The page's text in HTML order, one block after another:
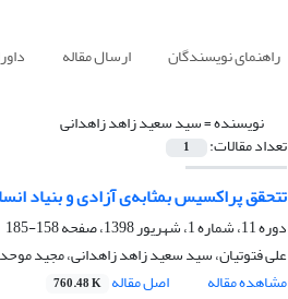
راهنمای نویسندگان ارسال مقاله
نویسنده =سید سعید زاهد زاهدانی
تعداد مقالات: 1
تتحقق پراکسیس بمثابه‌ی آزادی و بنیاد
دوره 11، شماره 1، شهریور 1398، صفحه
158-185
علی فتوتیان، سید سعید زاهد زاهدانی، مجید
مشاهده مقاله
اصل مقاله 760.48 K